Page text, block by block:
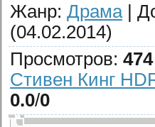
Жанр: Драма|
(04.02.2014)
Просмотров: 474
Стивен Кинг
0.0/0